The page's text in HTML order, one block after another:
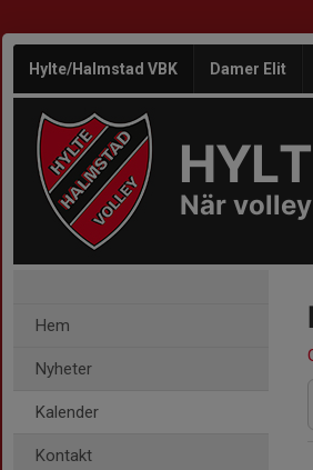
Hylte/Halmstad VBK Damer Elit
När
Hem
Nyheter
Kalender
Kontakt